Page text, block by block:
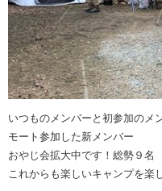
いつものメンバーと初参加のメ
モート参加した新メンバー
おやじ会拡大中です！総勢９名
これからも楽しいキャンプを楽